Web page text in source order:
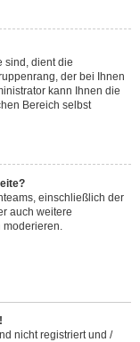
sind, dient die
der bei Ihnen
kann Ihnen die
Bereich selbst
einschließlich der
auch weitere
moderieren.
nicht registriert und /